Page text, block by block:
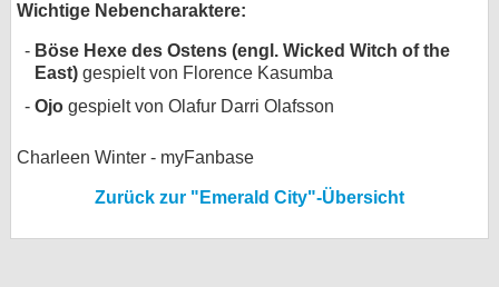
Wichtige Nebencharaktere:
Böse Hexe des Ostens (engl. Wicked Witch of the
East) gespielt von Florence Kasumba
Ojo gespielt von Olafur Darri Olafsson
Charleen Winter - myFanbase
Zurück zur "Emerald City"-Übersicht